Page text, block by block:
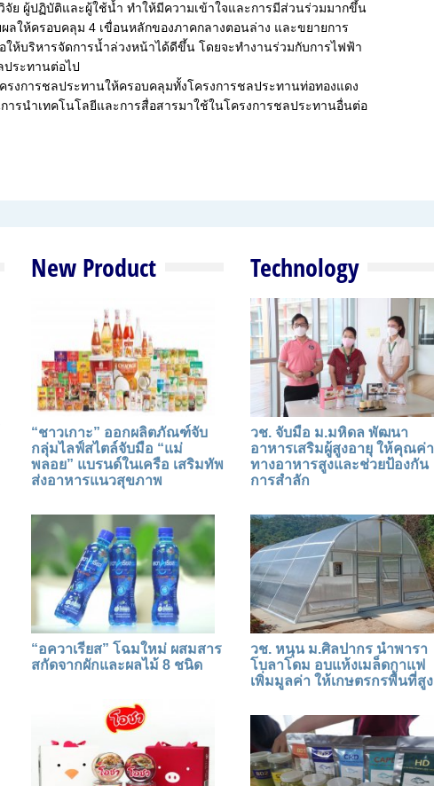
จัย ผู้ปฏิบัติและผู้ใช้น้ำ ทำให้มีความเข้าใจและการมีส่วนร่วมมากขึ้น
ลให้ครอบคลุม 4 เขื่อนหลักของภาคกลางตอนล่าง และขยายการ
ให้บริหารจัดการน้ำล่วงหน้าได้ดีขึ้น โดยจะทำงานร่วมกับการไฟฟ้า
ประทานต่อไป
งการชลประทานให้ครอบคลุมทั้งโครงการชลประทานท่อทองแดง
ารนำเทคโนโลยีและการสื่อสารมาใช้ในโครงการชลประทานอื่นต่อ
New Product
“ชาวเกาะ” ออกผลิตภัณฑ์จับ
กลุ่มไลฟ์สไตล์จับมือ “แม่
พลอย” แบรนด์ในเครือ เสริมทัพ
ส่งอาหารแนวสุขภาพ
“อควาเรียส” โฉมใหม่ ผสมสาร
สกัดจากผักและผลไม้ 8 ชนิด
Technology
วช. จับมือ ม.มหิดล พัฒนา
อาหารเสริมผู้สูงอายุ ให้คุณค่า
ทางอาหารสูงและช่วยป้องกัน
การสำลัก
วช. หนุน ม.ศิลปากร นำพารา
โบลาโดม อบแห้งเมล็ดกาแฟ
เพิ่มมูลค่า ให้เกษตรกรพื้นที่สูง